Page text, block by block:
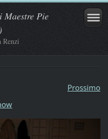
Maestre Pie
Renzi
Prossimo